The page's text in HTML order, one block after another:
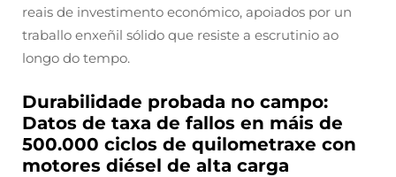
reais de investimento económico, apoiados por un
traballo enxeñil sólido que resiste a escrutinio ao
longo do tempo.
Durabilidade probada no campo:
Datos de taxa de fallos en máis de
500.000 ciclos de quilometraxe con
motores diésel de alta carga